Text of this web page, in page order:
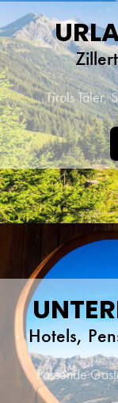
Tirols Täler,
Hotels,
Passende